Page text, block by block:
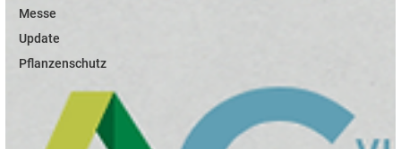
Messe
Update
Pflanzenschutz